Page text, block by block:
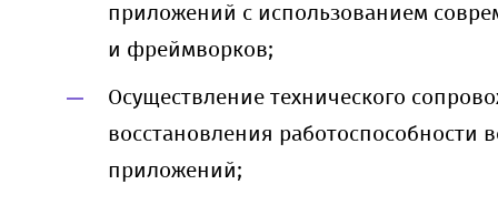
приложений с использованием
и фреймворков;
Осуществление технического
восстановления работоспособности
приложений;